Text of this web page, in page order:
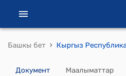
Башкы бет ›
Документ Маалыматтар